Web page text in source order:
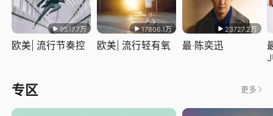
9517.7万
欧美| 流行节奏控
17806.1万
欧美| 流行轻有氧
23727.2万
最·陈奕迅
专区 更多